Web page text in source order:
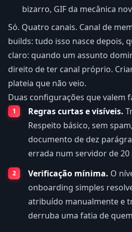
bizarro, GIF da mecânica
Só. Quatro canais. Canal de
builds: tudo isso nasce depois,
claro: quando um assunto
direito de ter canal próprio.
plateia que não veio.
Duas configurações que valem
Regras curtas e visíveis.
Respeito básico, sem
documento de dez
errada num servidor de 20
Verificação mínima. O
onboarding simples
atribuído manualmente e
derruba uma fatia de